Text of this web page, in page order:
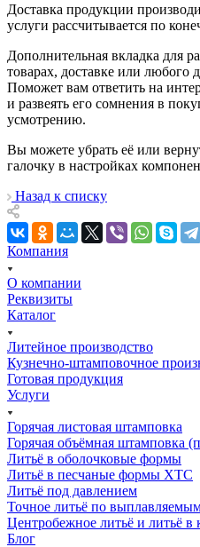
Доставка продукции
услуги рассчитывается по
Дополнительная вкладка для
товарах, доставке или любого
Поможет вам ответить на
и развеять его сомнения в
усмотрению.
Вы можете убрать её или
галочку в настройках
Назад к списку
Компания
О компании
Реквизиты
Каталог
Литейное производство
Кузнечно-штамповочное
Готовая продукция
Услуги
Горячая листовая штамповка
Горячая объёмная штамповка
Литьё в оболочковые формы
Литьё в песчаные формы ХТС
Литьё под давлением
Точное литьё по
Центробежное литьё и литьё в
Блог